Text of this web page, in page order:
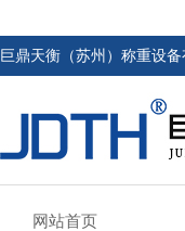
巨鼎天衡（苏州）称重设备
网站首页